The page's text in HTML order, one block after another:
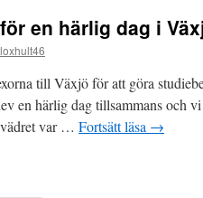
en härlig dag i
till Växjö för att göra
en härlig dag tillsammans och
var … Fortsätt läsa →